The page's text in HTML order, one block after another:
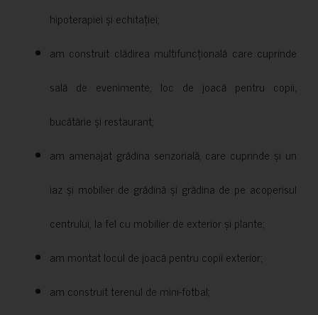
hipoterapiei și echitației;
am construit clădirea multifuncțională care cuprinde
sală de evenimente, loc de joacă pentru copii,
bucătărie și restaurant;
am amenajat grădina senzorială, care cuprinde și un
iaz și mobilier de grădină și grădina de pe acoperisul
centrului, la fel cu mobilier de exterior și plante;
am montat locul de joacă pentru copii exterior;
am construit terenul de mini-fotbal;